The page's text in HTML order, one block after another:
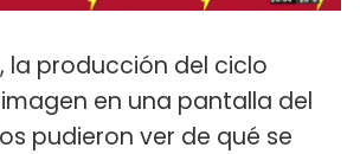
la producción del ciclo
en una pantalla del
pudieron ver de qué se